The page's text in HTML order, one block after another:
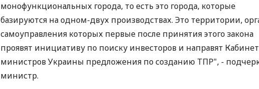
монофункциональных города, то есть это города, которые
базируются на одном-двух производствах. Это территории,
самоуправления которых первые после принятия этого закона
проявят инициативу по поиску инвесторов и направят
министров Украины предложения по созданию ТПР", -
министр.